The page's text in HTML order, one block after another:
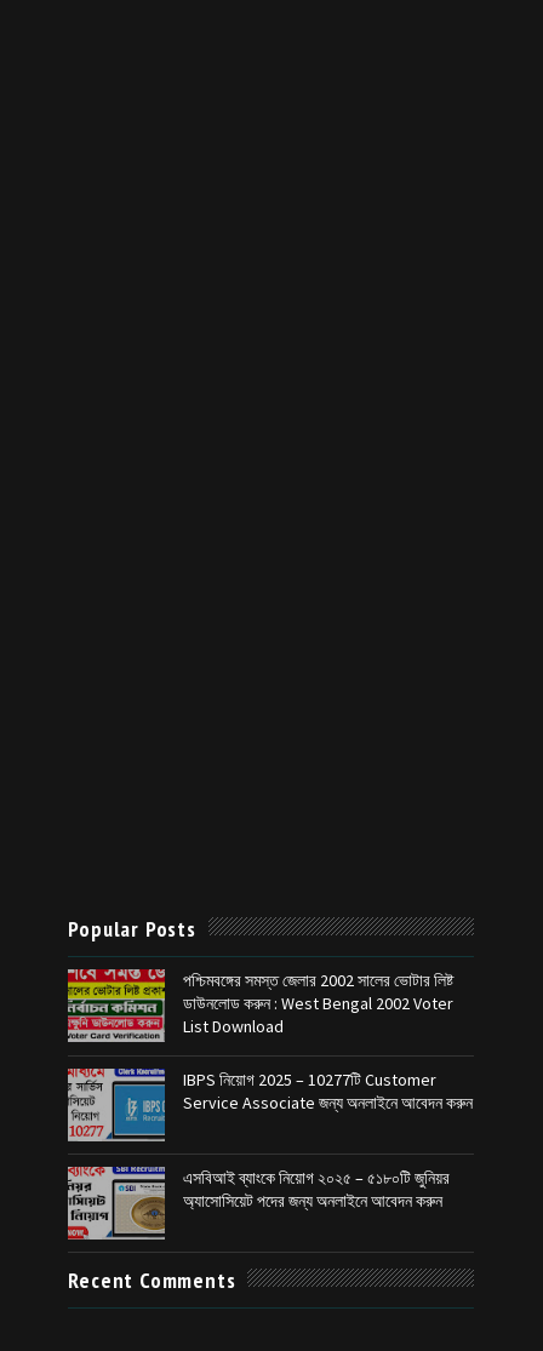
Popular Posts
পশ্চিমবঙ্গের সমস্ত জেলার 2002 সালের ভোটার লিষ্ট
ডাউনলোড করুন : West Bengal 2002 Voter
List Download
IBPS নিয়োগ 2025 – 10277টি Customer
Service Associate জন্য অনলাইনে আবেদন করুন
এসবিআই ব্যাংকে নিয়োগ ২০২৫ – ৫১৮০টি জুনিয়র
অ্যাসোসিয়েট পদের জন্য অনলাইনে আবেদন করুন
Recent Comments